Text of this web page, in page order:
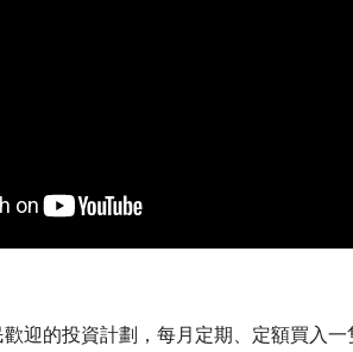
迎的投資計劃，每月定期、定額買入